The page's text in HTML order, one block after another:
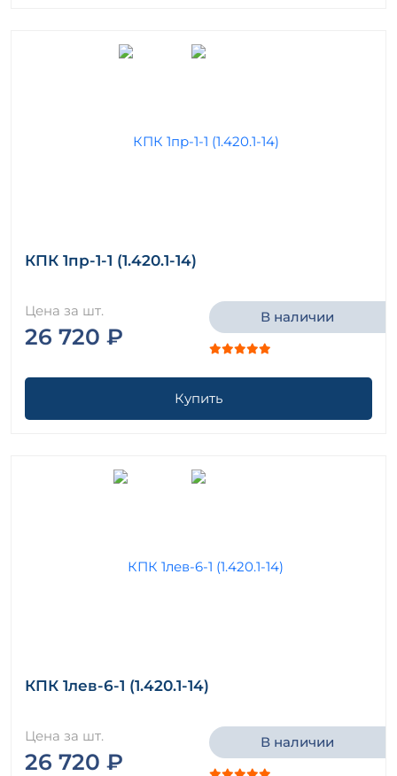
КПК 1пр-1-1 (1.420.1-14)
Цена за шт.
26 720 ₽
В наличии
Купить
КПК 1лев-6-1 (1.420.1-14)
Цена за шт.
26 720 ₽
В наличии